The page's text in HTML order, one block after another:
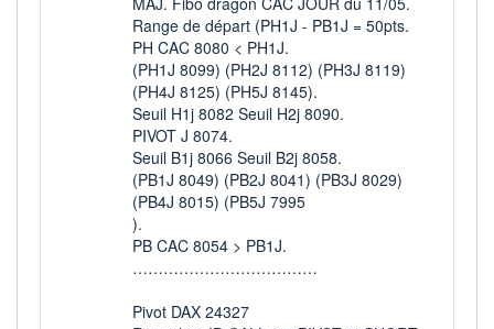
+BAS 1ER
JANVIER
7 505,27
DERNIER ÉCHANGE
07.08.26 / 18:05:02
Range de départ (PH1J - PB1J = 50pts.
PH CAC 8080 < PH1J.
(PH1J 8099) (PH2J 8112) (PH3J 8119)
(PH4J 8125) (PH5J 8145).
Seuil H1j 8082 Seuil H2j 8090.
PIVOT J 8074.
Seuil B1j 8066 Seuil B2j 8058.
(PB1J 8049) (PB2J 8041) (PB3J 8029)
(PB4J 8015) (PB5J 7995
).
PB CAC 8054 > PB1J.
………………………………
Pivot DAX 24327